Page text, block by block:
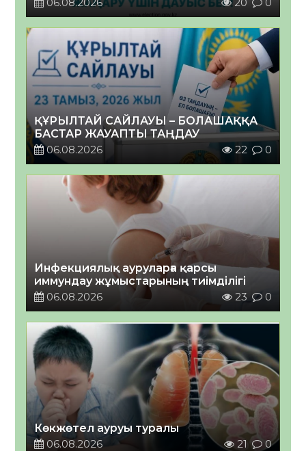
ҚҰРЫЛТАЙ САЙЛАУЫ – БОЛАШАҚҚА
БАСТАР ЖАУАПТЫ ТАҢДАУ
06.08.2026
22 0
Инфекциялық ауруларға қарсы
иммундау жұмыстарының тиімділігі
06.08.2026
23 0
Көкжөтел ауруы туралы
06.08.2026
21 0